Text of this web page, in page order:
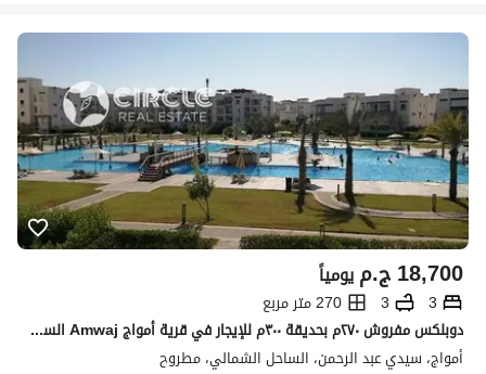
ج.م18,700 يومياً
3
3
270 متر مربع
دوبلكس مفروش ٢٧٠م بحديقة ٣٠٠م للإيجار في قرية أمواج Amwaj الساحل الشمالي بالقرب من طريق الفوكا و هاسيندا وايت
أمواج، سيدي عبد الرحمن، الساحل الشمالي، مطروح